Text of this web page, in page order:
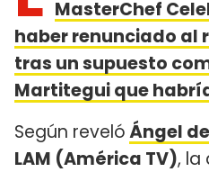
MasterChef
haber renunciado al
tras un supuesto
Martitegui que
Según revelóÁngel
LAM (América TV), la